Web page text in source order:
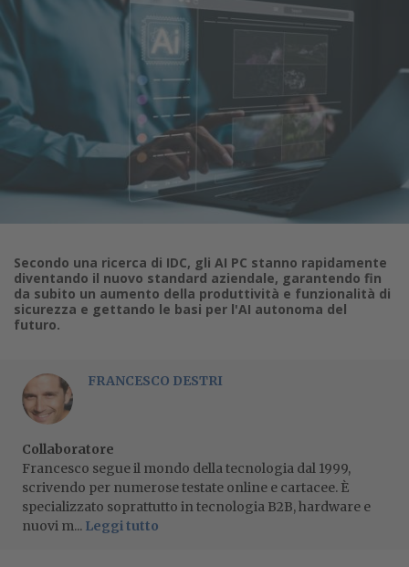
Secondo una ricerca di IDC, gli AI PC stanno rapidamente
diventando il nuovo standard aziendale, garantendo fin
da subito un aumento della produttività e funzionalità di
sicurezza e gettando le basi per l'AI autonoma del
futuro.
FRANCESCO DESTRI
Collaboratore
Francesco segue il mondo della tecnologia dal 1999,
scrivendo per numerose testate online e cartacee. È
specializzato soprattutto in tecnologia B2B, hardware e
nuovi m... Leggi tutto